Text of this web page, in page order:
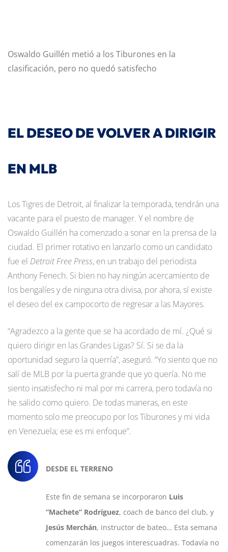
Oswaldo Guillén metió a los Tiburones en la
clasificación, pero no quedó satisfecho
EL DESEO DE VOLVER A DIRIGIR
EN MLB
Los Tigres de Detroit, al finalizar la temporada, tendrán una
vacante para el puesto de manager. Y el nombre de
Oswaldo Guillén ha comenzado a sonar en la prensa de la
ciudad. El primer rotativo en lanzarlo como un candidato
fue el Detroit Free Press, en un trabajo del periodista
Anthony Fenech. Si bien no hay ningún acercamiento de
los bengalíes y de ninguna otra divisa, por ahora, sí existe
el deseo del ex campocorto de regresar a las Mayores.
“Agradezco a la gente que se ha acordado de mí. ¿Qué si
quiero dirigir en las Grandes Ligas? Sí. Si se da la
oportunidad seguro la querría”, aseguró. “Yo siento que no
salí de MLB por la puerta grande que yo quería. No me
siento insatisfecho ni mal por mi carrera, pero todavía no
he salido como quiero. De todas maneras, en este
momento solo me preocupo por los Tiburones y mi vida
en Venezuela; ese es mi enfoque”.
DESDE EL TERRENO
Este fin de semana se incorporaron Luis
“Machete” Rodríguez, coach de banco del club, y
Jesús Merchán, instructor de bateo… Esta semana
comenzarán los juegos interescuadras. Todavía no